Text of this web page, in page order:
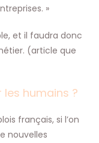
»
et il faudra donc
(article que
humains ?
français, si l’on
nouvelles